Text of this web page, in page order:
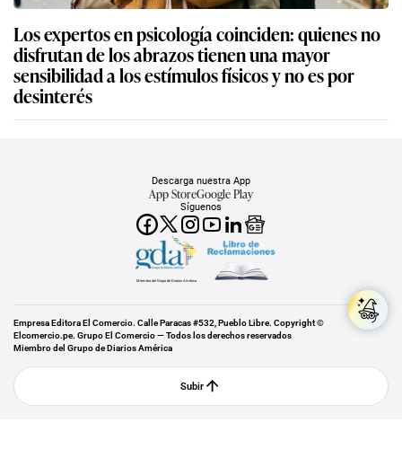
Los expertos en psicología coinciden: quienes no
disfrutan de los abrazos tienen una mayor
sensibilidad a los estímulos físicos y no es por
desinterés
Síguenos
Descarga nuestra App
App StoreGoogle Play
Miembro del Grupo de Diarios América
Empresa Editora El Comercio. Calle Paracas #532, Pueblo Libre. Copyright ©
Elcomercio.pe. Grupo El Comercio — Todos los derechos reservados
Miembro del Grupo de Diarios América
Subir